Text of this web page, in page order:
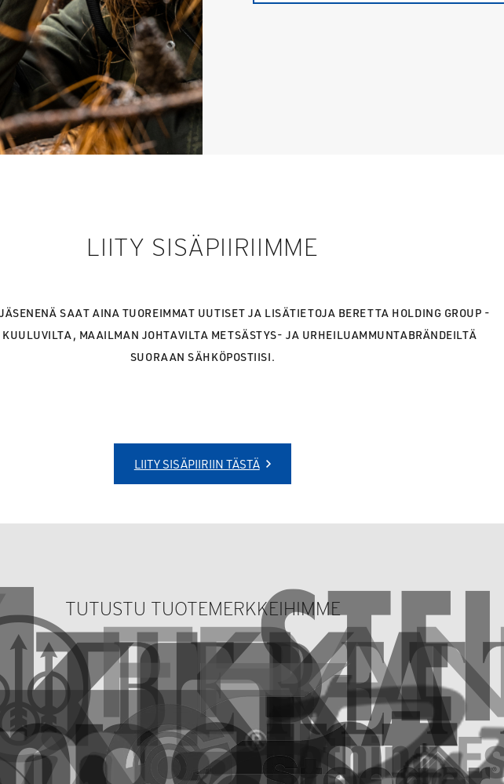
LIITY SISÄPIIRIIMME
SAAT AINA TUOREIMMAT UUTISET JA LISÄTIETOJA BERETTA HOLDING GROUP -
KUULUVILTA, MAAILMAN JOHTAVILTA METSÄSTYS- JA URHEILUAMMUNTABRÄNDEILTÄ
SUORAAN SÄHKÖPOSTIISI.
LIITY SISÄPIIRIIN TÄSTÄ
TUTUSTU TUOTEMERKKEIHIMME
Tikka-kiväärit ovat
innovatiivisia ja kestäviä,
suunniteltu ja valmistettu
Maailman vanhin teollinen
perheyhtiö, vuodesta 1526
nykypäivään. Tunnettu
Vuonna 1868 perustettu
Franchi edustaa yli 150
vuoden mittaista intohimoa,